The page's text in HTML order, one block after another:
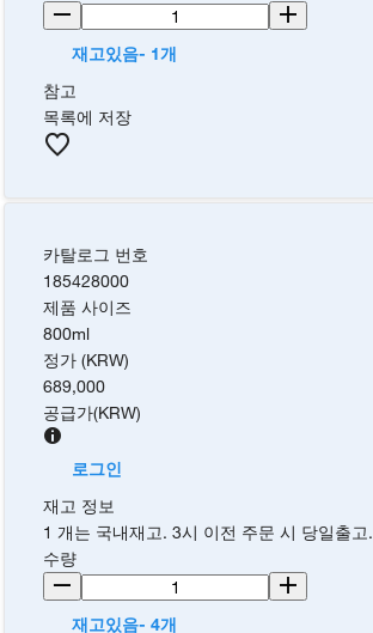
재고있음- 1개
참고
목록에 저장
카탈로그 번호
185428000
제품 사이즈
800ml
정가 (KRW)
689,000
공급가(KRW)
로그인
재고 정보
1 개는 국내재고. 3시 이전 주문 시 당일출고.
수량
재고있음- 4개